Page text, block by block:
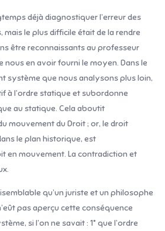
déjà diagnostiquer l’erreur des
le plus difficile était de la rendre
être reconnaissants au professeur
nous en avoir fourni le moyen. Dans le
système que nous analysons plus loin,
à l’ordre statique et subordonne
au statique. Cela aboutit
mouvement du Droit ; or, le droit
le plan historique, est
en mouvement. La contradiction et
qu’un juriste et un philosophe
pas aperçu cette conséquence
si l’on ne savait : 1° que l’ordre